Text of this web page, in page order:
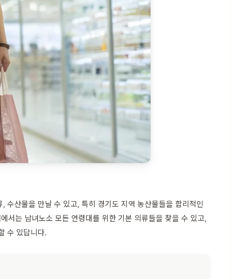
수산물을 만날 수 있고, 특히 경기도 지역 농산물들을 합리적인
서는 남녀노소 모든 연령대를 위한 기본 의류들을 찾을 수 있고,
수 있답니다.